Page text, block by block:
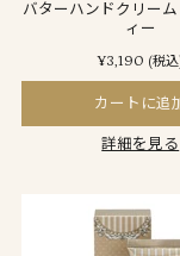
バターハンドクリー
ィー
¥3,190 (税込
カートに追
詳細を見る